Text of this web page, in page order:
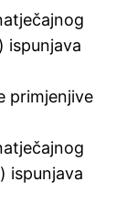
) ispunjava
primjenjive
) ispunjava